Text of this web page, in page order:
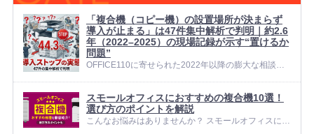
「複合機（コピー機）の設置場所が決まらず
導入が止まる」は47件集中解析で判明｜約2.6
年（2022–2025）の現場記録が示す“置けるか
問題”
OFFICE110に寄せられた2022年以降の膨大な相談デ
の「設置場所が決まらず導入が止まる」に関する深刻
な相談が「47件」（全体の約【44.3】%）確認されま
した。 複...
スモールオフィスにおすすめの複合機10選！
選び方のポイントを解説
こんなお悩みはありませんか？ スモールオフィスに最